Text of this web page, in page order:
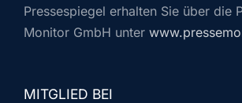
Pressespiegel erhalten Sie über die
Monitor GmbH unter
MITGLIED BEI